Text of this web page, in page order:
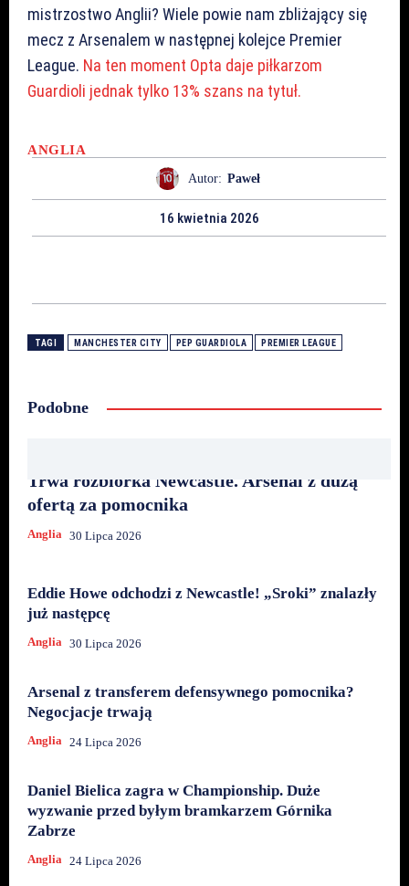
mistrzostwo Anglii? Wiele powie nam zbliżający się
mecz z Arsenalem w następnej kolejce Premier
League. Na ten moment Opta daje piłkarzom
Guardioli jednak tylko 13% szans na tytuł.
ANGLIA
Autor: Paweł
16 kwietnia 2026
TAGI MANCHESTER CITY PEP GUARDIOLA PREMIER LEAGUE
Podobne
Trwa rozbiórka Newcastle. Arsenal z dużą
ofertą za pomocnika
Anglia 30 Lipca 2026
Eddie Howe odchodzi z Newcastle! „Sroki” znalazły
już następcę
Anglia 30 Lipca 2026
Arsenal z transferem defensywnego pomocnika?
Negocjacje trwają
Anglia 24 Lipca 2026
Daniel Bielica zagra w Championship. Duże
wyzwanie przed byłym bramkarzem Górnika
Zabrze
Anglia 24 Lipca 2026